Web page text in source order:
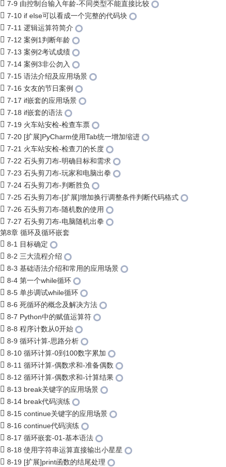
7-9 由控制台输入年龄-不同类型不能直接比较
7-10 if else可以看成一个完整的代码块
7-11 逻辑运算符简介
7-12 案例1判断年龄
7-13 案例2考试成绩
7-14 案例3非公勿入
7-15 语法介绍及应用场景
7-16 女友的节日案例
7-17 if嵌套的应用场景
7-18 if嵌套的语法
7-19 火车站安检-检查车票
7-20 [扩展]PyCharm使用Tab统一增加缩进
7-21 火车站安检-检查刀的长度
7-22 石头剪刀布-明确目标和需求
7-23 石头剪刀布-玩家和电脑出拳
7-24 石头剪刀布-判断胜负
7-25 石头剪刀布-[扩展]增加换行调整条件判断代码格式
7-26 石头剪刀布-随机数的使用
7-27 石头剪刀布-电脑随机出拳
第8章 循环及循环嵌套
8-1 目标确定
8-2 三大流程介绍
8-3 基础语法介绍和常用的应用场景
8-4 第一个while循环
8-5 单步调试while循环
8-6 死循环的概念及解决方法
8-7 Python中的赋值运算符
8-8 程序计数从0开始
8-9 循环计算-思路分析
8-10 循环计算-0到100数字累加
8-11 循环计算-偶数求和-准备偶数
8-12 循环计算-偶数求和-计算结果
8-13 break关键字的应用场景
8-14 break代码演练
8-15 continue关键字的应用场景
8-16 continue代码演练
8-17 循环嵌套-01-基本语法
8-18 使用字符串运算直接输出小星星
8-19 [扩展]print函数的结尾处理